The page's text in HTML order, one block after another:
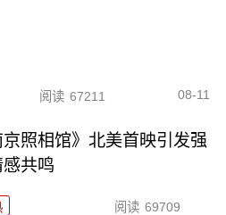
阅读 67211 08-11
京照相馆》北美首映引发强
感共鸣
阅读 69709